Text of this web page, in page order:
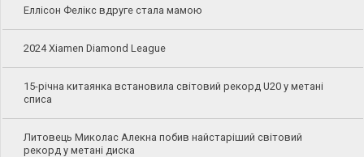
Еллісон Фелікс вдруге стала мамою
2024 Xiamen Diamond League
15-річна китаянка встановила світовий рекорд U20 у метані
списа
Литовець Миколас Алекна побив найстаріший світовий
рекорд у метані диска